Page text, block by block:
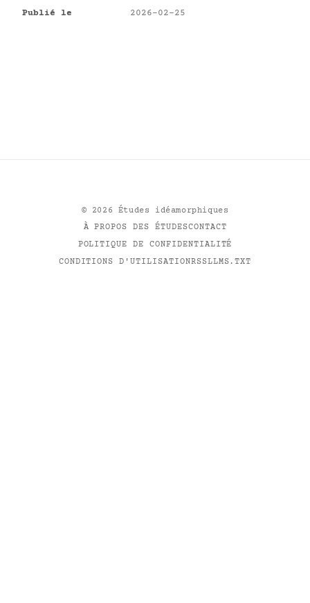
Publié le
2026-02-25
© 2026 Études idéamorphiques
À PROPOS DES ÉTUDESCONTACT
POLITIQUE DE CONFIDENTIALITÉ
CONDITIONS D'UTILISATIONRSSLLMS.TXT